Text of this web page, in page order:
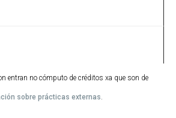
entran no cómputo de créditos xa que son de
sobre prácticas externas.